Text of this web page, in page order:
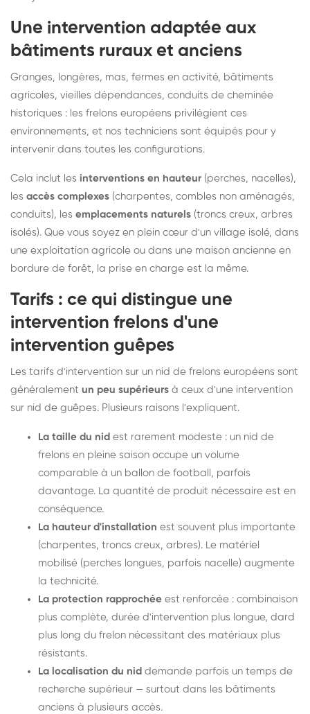
Une intervention adaptée aux
bâtiments ruraux et anciens
Granges, longères, mas, fermes en activité, bâtiments
agricoles, vieilles dépendances, conduits de cheminée
historiques : les frelons européens privilégient ces
environnements, et nos techniciens sont équipés pour y
intervenir dans toutes les configurations.
Cela inclut les interventions en hauteur (perches, nacelles),
les accès complexes (charpentes, combles non aménagés,
conduits), les emplacements naturels (troncs creux, arbres
isolés). Que vous soyez en plein cœur d'un village isolé, dans
une exploitation agricole ou dans une maison ancienne en
bordure de forêt, la prise en charge est la même.
Tarifs : ce qui distingue une
intervention frelons d'une
intervention guêpes
Les tarifs d'intervention sur un nid de frelons européens sont
généralement un peu supérieurs à ceux d'une intervention
sur nid de guêpes. Plusieurs raisons l'expliquent.
La taille du nid est rarement modeste : un nid de
frelons en pleine saison occupe un volume
comparable à un ballon de football, parfois
davantage. La quantité de produit nécessaire est en
conséquence.
La hauteur d'installation est souvent plus importante
(charpentes, troncs creux, arbres). Le matériel
mobilisé (perches longues, parfois nacelle) augmente
la technicité.
La protection rapprochée est renforcée : combinaison
plus complète, durée d'intervention plus longue, dard
plus long du frelon nécessitant des matériaux plus
résistants.
La localisation du nid demande parfois un temps de
recherche supérieur — surtout dans les bâtiments
anciens à plusieurs accès.